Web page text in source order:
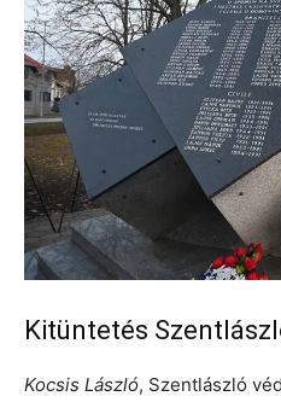
Kitüntetés
Kocsis László, Szentlászló